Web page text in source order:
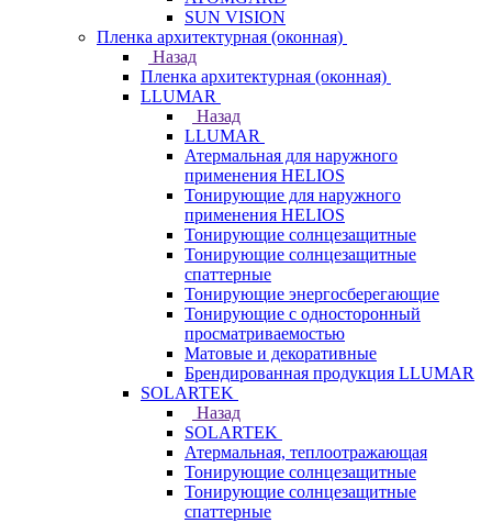
SUN VISION
Пленка архитектурная (оконная)
Назад
Пленка архитектурная (оконная)
LLUMAR
Назад
LLUMAR
Атермальная для наружного
применения HELIOS
Тонирующие для наружного
применения HELIOS
Тонирующие солнцезащитные
Тонирующие солнцезащитные
спаттерные
Тонирующие энергосберегающие
Тонирующие с односторонный
просматриваемостью
Матовые и декоративные
Брендированная продукция LLUMAR
SOLARTEK
Назад
SOLARTEK
Атермальная, теплоотражающая
Тонирующие солнцезащитные
Тонирующие солнцезащитные
спаттерные